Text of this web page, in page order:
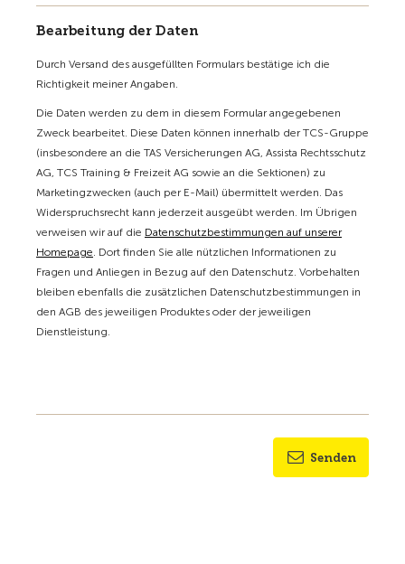
Bearbeitung der Daten
Durch Versand des ausgefüllten Formulars bestätige ich die
Richtigkeit meiner Angaben.
Die Daten werden zu dem in diesem Formular angegebenen
Zweck bearbeitet. Diese Daten können innerhalb der TCS-Gruppe
(insbesondere an die TAS Versicherungen AG, Assista Rechtsschutz
AG, TCS Training & Freizeit AG sowie an die Sektionen) zu
Marketingzwecken (auch per E-Mail) übermittelt werden. Das
Widerspruchsrecht kann jederzeit ausgeübt werden. Im Übrigen
verweisen wir auf die Datenschutzbestimmungen auf unserer
Homepage. Dort finden Sie alle nützlichen Informationen zu
Fragen und Anliegen in Bezug auf den Datenschutz. Vorbehalten
bleiben ebenfalls die zusätzlichen Datenschutzbestimmungen in
den AGB des jeweiligen Produktes oder der jeweiligen
Dienstleistung.
Senden